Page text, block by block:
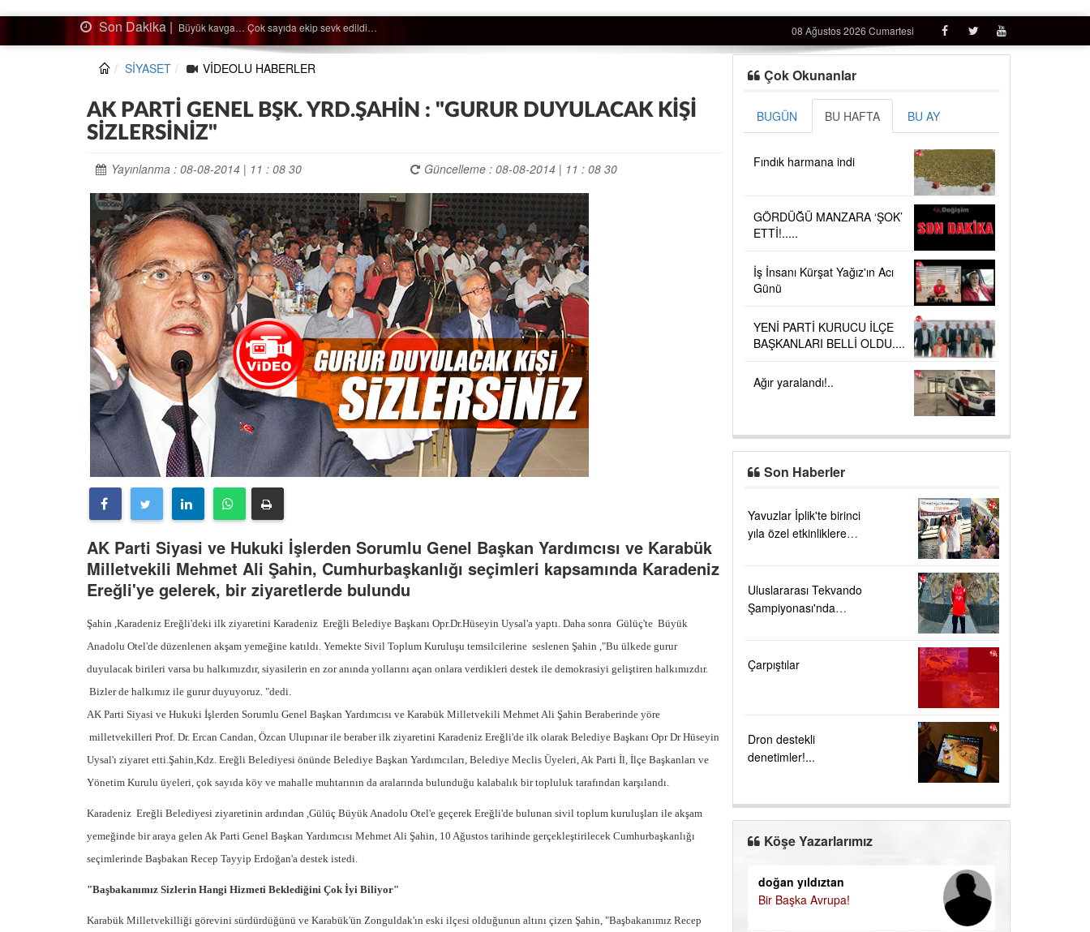
Son Dakika | Ağaçtan düştü… 08 Ağustos 2026 Cumartesi
SİYASET VİDEOLU HABERLER
AK PARTİ GENEL BŞK. YRD.ŞAHİN : "GURUR DUYULACAK KİŞİ
SİZLERSİNİZ"
Yayınlanma : 08-08-2014 | 11 : 08 30 Güncelleme : 08-08-2014 | 11 : 08 30
AK Parti Siyasi ve Hukuki İşlerden Sorumlu Genel Başkan Yardımcısı ve Karabük
Milletvekili Mehmet Ali Şahin, Cumhurbaşkanlığı seçimleri kapsamında Karadeniz
Ereğli'ye gelerek, bir ziyaretlerde bulundu
Şahin ,Karadeniz Ereğli'deki ilk ziyaretini Karadeniz Ereğli Belediye Başkanı Opr.Dr.Hüseyin Uysal'a yaptı. Daha sonra Gülüç'te Büyük
Anadolu Otel'de düzenlenen akşam yemeğine katıldı. Yemekte Sivil Toplum Kuruluşu temsilcilerine seslenen Şahin ,"Bu ülkede gurur
duyulacak birileri varsa bu halkımızdır, siyasilerin en zor anında yollarını açan onlara verdikleri destek ile demokrasiyi geliştiren halkımızdır.
Bizler de halkımız ile gurur duyuyoruz. "dedi.
AK Parti Siyasi ve Hukuki İşlerden Sorumlu Genel Başkan Yardımcısı ve Karabük Milletvekili Mehmet Ali Şahin Beraberinde yöre
milletvekilleri Prof. Dr. Ercan Candan, Özcan Ulupınar ile beraber ilk ziyaretini Karadeniz Ereğli'de ilk olarak Belediye Başkanı Opr Dr Hüseyin
Uysal'ı ziyaret etti.Şahin,Kdz. Ereğli Belediyesi önünde Belediye Başkan Yardımcıları, Belediye Meclis Üyeleri, Ak Parti İl, İlçe Başkanları ve
Yönetim Kurulu üyeleri, çok sayıda köy ve mahalle muhtarının da aralarında bulunduğu kalabalık bir topluluk tarafından karşılandı.
Karadeniz Ereğli Belediyesi ziyaretinin ardından ,Gülüç Büyük Anadolu Otel'e geçerek Ereğli'de bulunan sivil toplum kuruluşları ile akşam
yemeğinde bir araya gelen Ak Parti Genel Başkan Yardımcısı Mehmet Ali Şahin, 10 Ağustos tarihinde gerçekleştirilecek Cumhurbaşkanlığı
seçimlerinde Başbakan Recep Tayyip Erdoğan'a destek istedi.
"Başbakanımız Sizlerin Hangi Hizmeti Beklediğini Çok İyi Biliyor"
Karabük Milletvekilliği görevini sürdürdüğünü ve Karabük'ün Zonguldak'ın eski ilçesi olduğunun altını çizen Şahin, "Başbakanımız Recep
Çok Okunanlar
BUGÜN BU HAFTA BU AY
Fındık harmana indi
GÖRDÜĞÜ MANZARA ‘ŞOK’
ETTİ!.....
İş İnsanı Kürşat Yağız'ın Acı
Günü
YENİ PARTİ KURUCU İLÇE
BAŞKANLARI BELLİ OLDU....
Ağır yaralandı!..
Son Haberler
Yavuzlar İplik'te birinci
yıla özel etkinliklere
Uluslararası Tekvando
Şampiyonası'nda
Çarpıştılar
Dron destekli
denetimler!...
Köşe Yazarlarımız
doğan yıldıztan
Bir Başka Avrupa!